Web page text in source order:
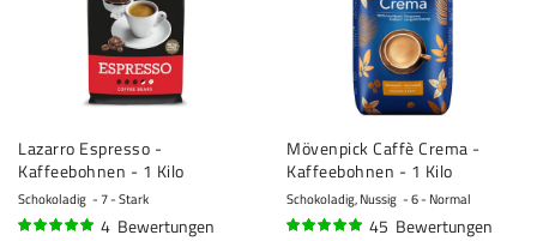
Lazarro Espresso -
Kaffeebohnen - 1 Kilo
Schokoladig 7 - Stark
4 Bewertungen
Mövenpick Caffè Crema -
Kaffeebohnen - 1 Kilo
Schokoladig, Nussig 6 - Normal
45 Bewertungen